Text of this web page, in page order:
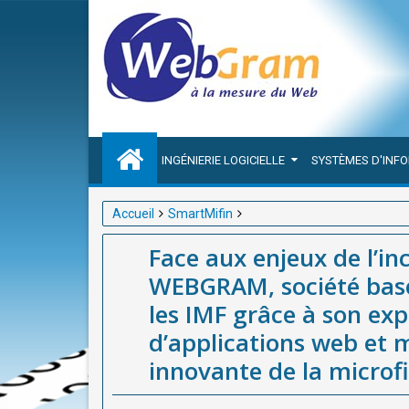
INGÉNIERIE LOGICIELLE SYSTÈMES
Accueil
SmartMifin
Face aux enjeux de l’inclusion financière en
grâce à son expertise en développement
microfinance avec SmartMifin
Face aux enjeux de
WEBGRAM, société
les IMF grâce à son
d’applications web et
innovante de la